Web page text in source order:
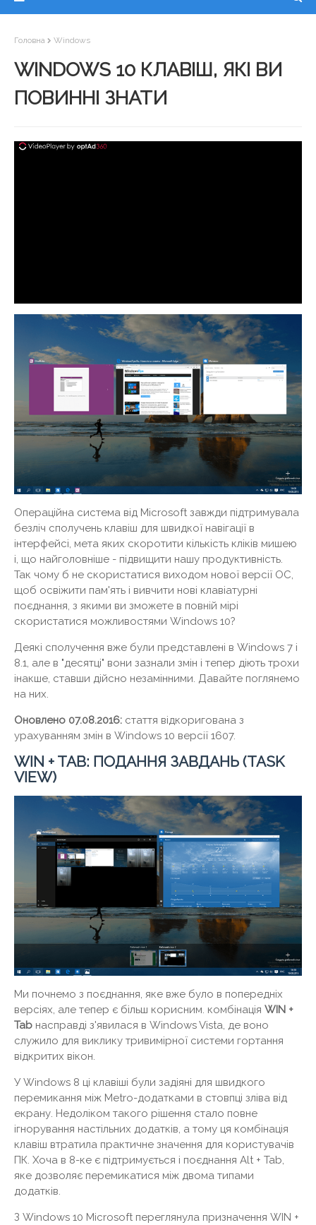
Головна Windows
WINDOWS 10 КЛАВІШ, ЯКІ ВИ
ПОВИННІ ЗНАТИ
Операційна система від Microsoft завжди підтримувала
безліч сполучень клавіш для швидкої навігації в
інтерфейсі, мета яких скоротити кількість кліків мишею
і, що найголовніше - підвищити нашу продуктивність.
Так чому б не скористатися виходом нової версії ОС,
щоб освіжити пам'ять і вивчити нові клавіатурні
поєднання, з якими ви зможете в повній мірі
скористатися можливостями Windows 10?
Деякі сполучення вже були представлені в Windows 7 і
8.1, але в "десятці" вони зазнали змін і тепер діють трохи
інакше, ставши дійсно незамінними. Давайте поглянемо
на них.
Оновлено 07.08.2016: стаття відкоригована з
урахуванням змін в Windows 10 версії 1607.
WIN + TAB: ПОДАННЯ ЗАВДАНЬ (TASK
VIEW)
Ми почнемо з поєднання, яке вже було в попередніх
версіях, але тепер є більш корисним. комбінація WIN +
Tab насправді з'явилася в Windows Vista, де воно
служило для виклику тривимірної системи гортання
відкритих вікон.
У Windows 8 ці клавіші були задіяні для швидкого
перемикання між Metro-додатками в стовпці зліва від
екрану. Недоліком такого рішення стало повне
ігнорування настільних додатків, а тому ця комбінація
клавіш втратила практичне значення для користувачів
ПК. Хоча в 8-ке є підтримується і поєднання Alt + Tab,
яке дозволяє перемикатися між двома типами
додатків.
З Windows 10 Microsoft переглянула призначення WIN +